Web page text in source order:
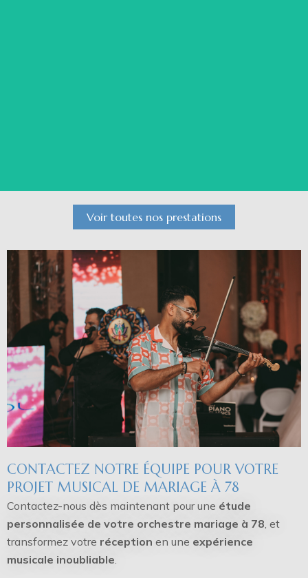
Orchestre Oriental Mariage
Voir le détail
Voir toutes nos prestations
CONTACTEZ NOTRE ÉQUIPE POUR VOTRE
PROJET MUSICAL DE MARIAGE À 78
Contactez-nous dès maintenant pour une étude
personnalisée de votre orchestre mariage à 78 , et
transformez votre réception en une expérience
musicale inoubliable